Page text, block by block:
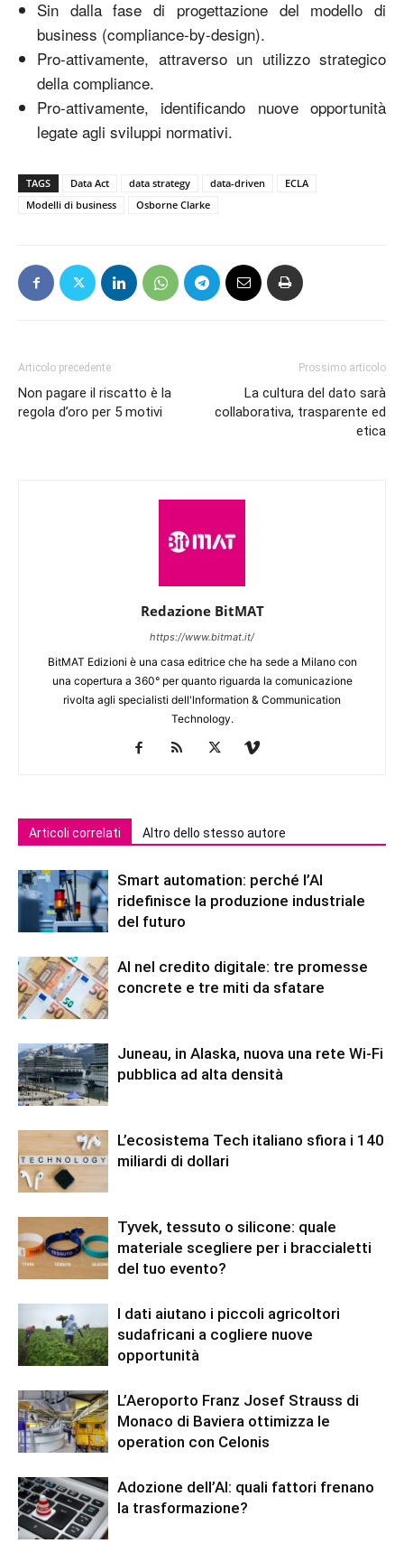
Sin dalla fase di progettazione del modello di
business (compliance-by-design).
Pro-attivamente, attraverso un utilizzo strategico
della compliance.
Pro-attivamente, identificando nuove opportunità
legate agli sviluppi normativi.
TAGS Data Act data strategy data-driven
ECLA
Modelli di business
Osborne Clarke
Articolo precedente
Non pagare il riscatto è la
regola d’oro per 5 motivi
Prossimo articolo
La cultura del dato sarà
collaborativa, trasparente ed
etica
Redazione BitMAT
https://www.bitmat.it/
BitMAT Edizioni è una casa editrice che ha sede a Milano con
una copertura a 360° per quanto riguarda la comunicazione
rivolta agli specialisti dell'lnformation & Communication
Technology.
Articoli correlati Altro dello stesso autore
Smart automation: perché l’AI
ridefinisce la produzione industriale
del futuro
AI nel credito digitale: tre promesse
concrete e tre miti da sfatare
Juneau, in Alaska, nuova una rete Wi-Fi
pubblica ad alta densità
L’ecosistema Tech italiano sfiora i 140
miliardi di dollari
Tyvek, tessuto o silicone: quale
materiale scegliere per i braccialetti
del tuo evento?
I dati aiutano i piccoli agricoltori
sudafricani a cogliere nuove
opportunità
L’Aeroporto Franz Josef Strauss di
Monaco di Baviera ottimizza le
operation con Celonis
Adozione dell’AI: quali fattori frenano
la trasformazione?